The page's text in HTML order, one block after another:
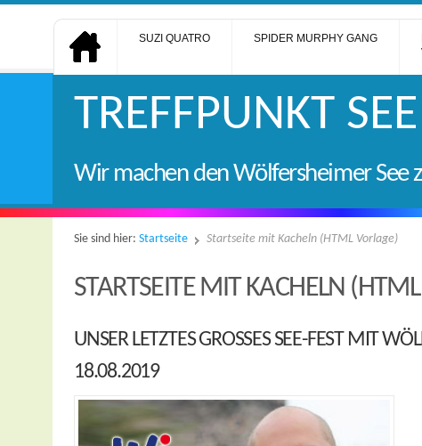
SUZI QUATRO SPIDER MURPHY GANG
TREFFPUNKT
Wir machen den Wölfersheimer See
Sie sind hier: Startseite Startseite mit Kacheln (HTML Vorlage)
STARTSEITE MIT KACHELN
UNSER LETZTES GROSSES SEE-FEST MIT
18.08.2019